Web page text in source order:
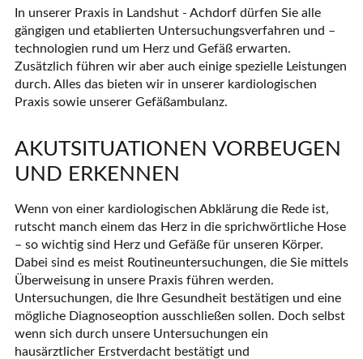
In unserer Praxis in Landshut - Achdorf dürfen Sie alle
gängigen und etablierten Untersuchungsverfahren und –
technologien rund um Herz und Gefäß erwarten.
Zusätzlich führen wir aber auch einige spezielle Leistungen
durch. Alles das bieten wir in unserer kardiologischen
Praxis sowie unserer Gefäßambulanz.
AKUTSITUATIONEN VORBEUGEN
UND ERKENNEN
Wenn von einer kardiologischen Abklärung die Rede ist,
rutscht manch einem das Herz in die sprichwörtliche Hose
– so wichtig sind Herz und Gefäße für unseren Körper.
Dabei sind es meist Routineuntersuchungen, die Sie mittels
Überweisung in unsere Praxis führen werden.
Untersuchungen, die Ihre Gesundheit bestätigen und eine
mögliche Diagnoseoption ausschließen sollen. Doch selbst
wenn sich durch unsere Untersuchungen ein
hausärztlicher Erstverdacht bestätigt und